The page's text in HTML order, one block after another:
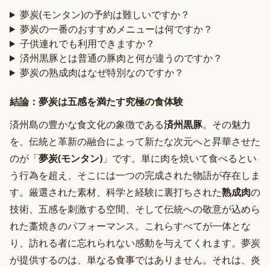
夢炭(モンタン)の予約は難しいですか？
夢炭の一番のおすすめメニューは何ですか？
子供連れでも利用できますか？
済州黒豚とは普通の豚肉と何が違うのですか？
夢炭の熟成肉はなぜ特別なのですか？
結論：夢炭は五感を満たす究極の食体験
済州島の豊かな食文化の象徴である済州黒豚。その魅力
を、伝統と革新の融合によって新たな次元へと昇華させた
のが「夢炭(モンタン) 」です。単に肉を焼いて食べるとい
う行為を超え、そこには一つの完成された物語が存在しま
す。厳選された素材、科学と経験に裏打ちされた熟成肉の
技術、五感を刺激する空間、そして伝統への敬意が込めら
れた藁焼きのパフォーマンス。これらすべてが一体とな
り、訪れる者に忘れられない感動を与えてくれます。夢炭
が提供するのは、単なる食事ではありません。それは、炎